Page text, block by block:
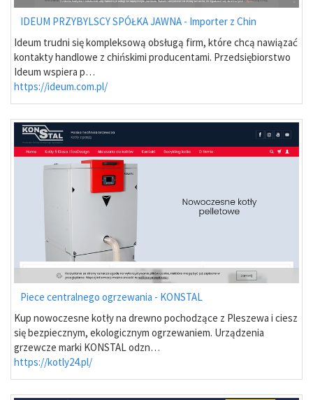
IDEUM PRZYBYLSCY SPÓŁKA JAWNA - Importer z Chin
Ideum trudni się kompleksową obsługą firm, które chcą nawiązać
kontakty handlowe z chińskimi producentami. Przedsiębiorstwo
Ideum wspiera p…
https://ideum.com.pl/
Piece centralnego ogrzewania - KONSTAL
Kup nowoczesne kotły na drewno pochodzące z Pleszewa i ciesz
się bezpiecznym, ekologicznym ogrzewaniem. Urządzenia
grzewcze marki KONSTAL odzn…
https://kotly24.pl/